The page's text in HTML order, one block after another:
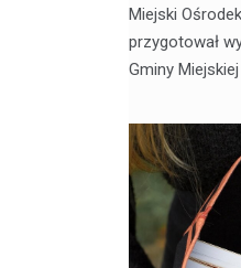
Miejski
przygotował
Gminy